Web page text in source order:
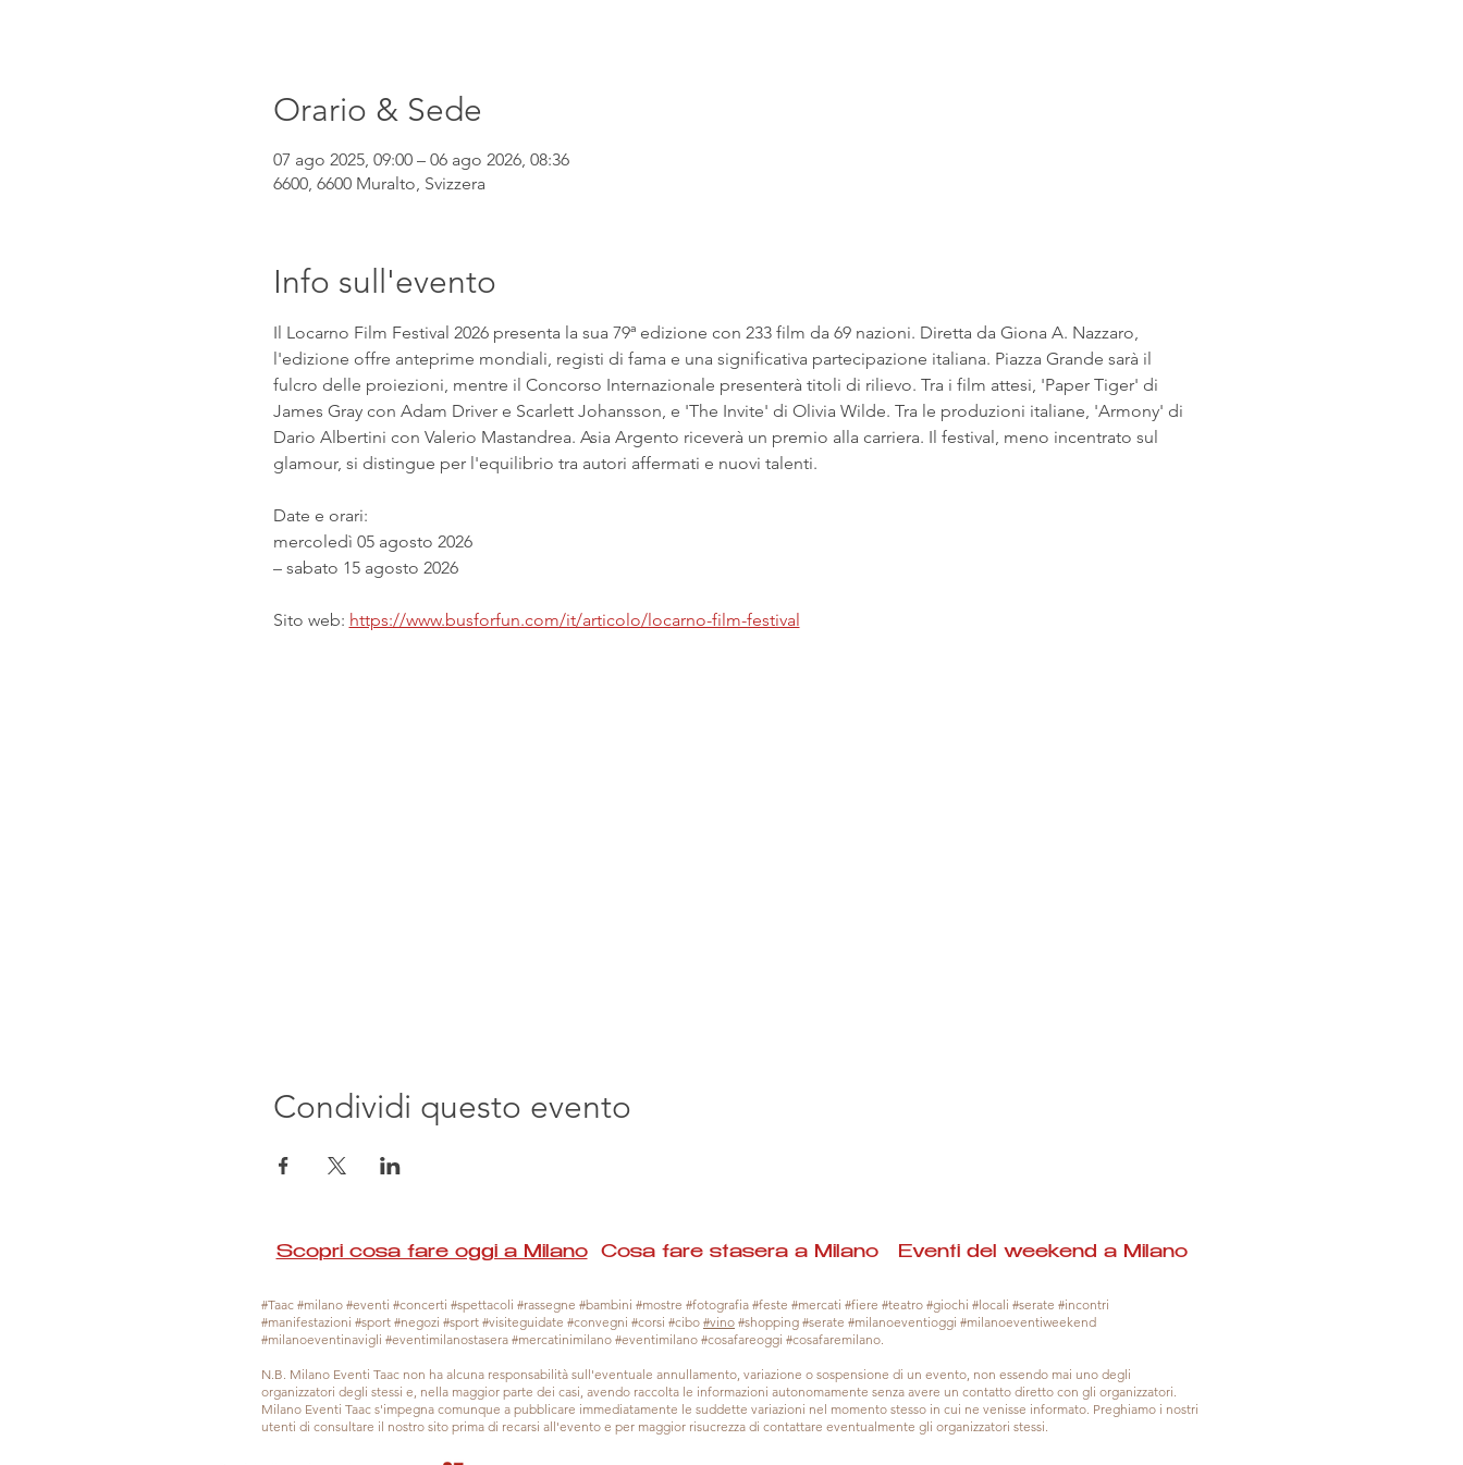
Orario & Sede
07 ago 2025, 09:00 – 06 ago 2026, 08:36
6600, 6600 Muralto, Svizzera
Info sull'evento
Il Locarno Film Festival 2026 presenta la sua 79ª edizione con 233 film da 69 nazioni. Diretta da Giona A. Nazzaro,
l'edizione offre anteprime mondiali, registi di fama e una significativa partecipazione italiana. Piazza Grande sarà il
fulcro delle proiezioni, mentre il Concorso Internazionale presenterà titoli di rilievo. Tra i film attesi, 'Paper Tiger' di
James Gray con Adam Driver e Scarlett Johansson, e 'The Invite' di Olivia Wilde. Tra le produzioni italiane, 'Armony' di
Dario Albertini con Valerio Mastandrea. Asia Argento riceverà un premio alla carriera. Il festival, meno incentrato sul
glamour, si distingue per l'equilibrio tra autori affermati e nuovi talenti.
Date e orari:
mercoledì 05 agosto 2026
– sabato 15 agosto 2026
Sito web: https://www.busforfun.com/it/articolo/locarno-film-festival
Condividi questo evento
Scopri cosa fare oggi a MilanoCosa fare stasera a Milano Eventi del weekend a Milano
#Taac #milano #eventi #concerti #spettacoli #rassegne #bambini #mostre #fotografia #feste #mercati #fiere #teatro #giochi #locali #serate #incontri
#manifestazioni #sport #negozi #sport #visiteguidate #convegni #corsi #cibo #vino #shopping #serate #milanoeventioggi #milanoeventiweekend
#milanoeventinavigli #eventimilanostasera #mercatinimilano #eventimilano #cosafareoggi #cosafaremilano.
N.B. Milano Eventi Taac non ha alcuna responsabilità sull'eventuale annullamento, variazione o sospensione di un evento, non essendo mai uno degli
organizzatori degli stessi e, nella maggior parte dei casi, avendo raccolta le informazioni autonomamente senza avere un contatto diretto con gli organizzatori.
Milano Eventi Taac s'impegna comunque a pubblicare immediatamente le suddette variazioni nel momento stesso in cui ne venisse informato. Preghiamo i nostri
utenti di consultare il nostro sito prima di recarsi all'evento e per maggior risucrezza di contattare eventualmente gli organizzatori stessi.